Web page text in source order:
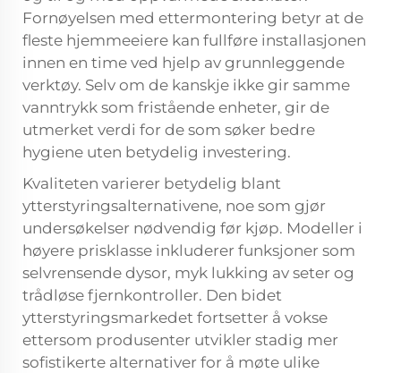
Fornøyelsen med ettermontering betyr at de
fleste hjemmeeiere kan fullføre installasjonen
innen en time ved hjelp av grunnleggende
verktøy. Selv om de kanskje ikke gir samme
vanntrykk som fristående enheter, gir de
utmerket verdi for de som søker bedre
hygiene uten betydelig investering.
Kvaliteten varierer betydelig blant
ytterstyringsalternativene, noe som gjør
undersøkelser nødvendig før kjøp. Modeller i
høyere prisklasse inkluderer funksjoner som
selvrensende dysor, myk lukking av seter og
trådløse fjernkontroller. Den bidet
ytterstyringsmarkedet fortsetter å vokse
ettersom produsenter utvikler stadig mer
sofistikerte alternativer for å møte ulike